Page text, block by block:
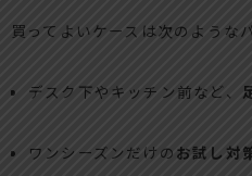
買ってよいケースは次のような
デスク下やキッチン前など、
ワンシーズンだけの お試し対